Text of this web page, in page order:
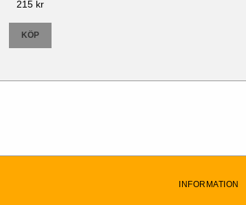
215 kr
KÖP
INFORMATION